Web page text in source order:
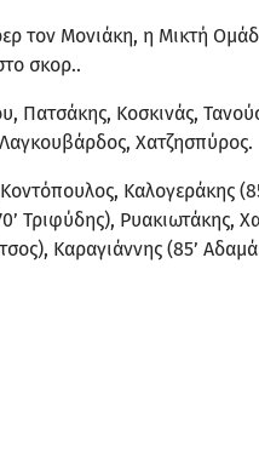
τον Μονιάκη, η Μικτή
σκορ..
Κοσκινάς,
Χατζησπύρος.
Καλογεράκης
Τριφύδης), Ρυακιωτάκης,
Καραγιάννης (85’